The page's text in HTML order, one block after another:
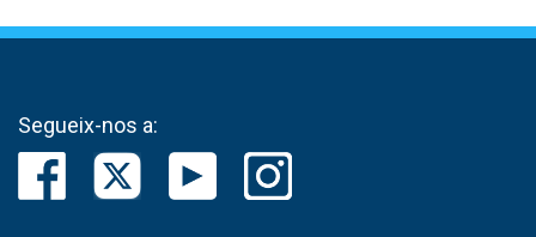
Segueix-nos a: